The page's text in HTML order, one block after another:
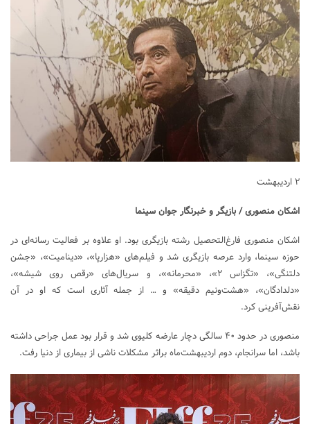
۲ اردیبهشت
اشکان منصوری / بازیگر و خبرنگار جوان سینما
اشکان منصوری فارغ‌التحصیل رشته بازیگری بود. او علاوه بر فعالیت رسانه‌ای در
حوزه سینما، وارد عرصه بازیگری شد و فیلم‌های «هزارپا»، «دینامیت»، «جشن
دلتنگی»، «تگزاس ۲»، «محرمانه»، و سریال‌های «رقص روی شیشه»،
«دلدادگان»، «هشت‌ونیم دقیقه» و … از جمله آثاری است که او در آن
نقش‌آفرینی کرد.
منصوری در حدود ۴۰ سالگی دچار عارضه کلیوی شد و قرار بود عمل جراحی داشته
باشد، اما سرانجام، دوم اردیبهشت‌ماه براثر مشکلات ناشی از بیماری از دنیا رفت.